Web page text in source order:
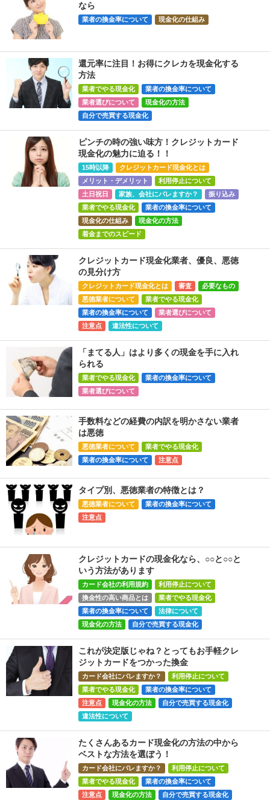
なら
業者の換金率について 現金化の仕組み
還元率に注目！お得にクレカを現金化する
方法
業者でやる現金化
業者の換金率について
業者選びについて
現金化の方法
自分で売買する現金化
ピンチの時の強い味方！クレジットカード
現金化の魅力に迫る！！
15時以降
クレジットカード現金化とは
メリット・デメリット
利用停止について
土日祝日
家族、会社にバレますか？
振り込み
業者でやる現金化
業者の換金率について
現金化の仕組み
現金化の方法
着金までのスピード
クレジットカード現金化業者、優良、悪徳
の見分け方
クレジットカード現金化とは 審査
必要なもの
悪徳業者について
業者でやる現金化
業者の換金率について
業者選びについて
注意点
違法性について
「まてる人」はより多くの現金を手に入れ
られる
業者でやる現金化
業者の換金率について
業者選びについて
手数料などの経費の内訳を明かさない業者
は悪徳
悪徳業者について
業者でやる現金化
業者の換金率について
注意点
タイプ別、悪徳業者の特徴とは？
悪徳業者について
業者の換金率について
注意点
クレジットカードの現金化なら、○○と○○と
いう方法があります
カード会社の利用規約
利用停止について
換金性の高い商品とは
業者でやる現金化
業者の換金率について
法律について
現金化の方法
自分で売買する現金化
これが決定版じゃね？とってもお手軽クレ
ジットカードをつかった換金
カード会社にバレますか？
利用停止について
業者でやる現金化
業者の換金率について
注意点
現金化の方法
自分で売買する現金化
違法性について
たくさんあるカード現金化の方法の中から
ベストな方法を選ぼう！
カード会社にバレますか？
利用停止について
業者でやる現金化
業者の換金率について
注意点
現金化の方法 自分で売買する現金化